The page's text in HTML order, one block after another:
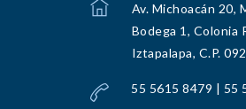
Av. Michoacán 20,
Bodega 1, Colonia
Iztapalapa, C.P.
55 5615 8479 | 55